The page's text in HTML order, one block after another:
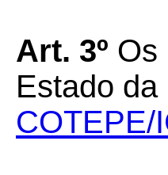
Art. 3º Os
Estado
COTEPE/